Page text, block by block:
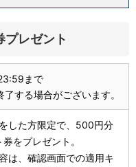
レゼント
まで
する場合がございます。
した方限定で、500円分
をプレゼント。
は、確認画面での適用キ